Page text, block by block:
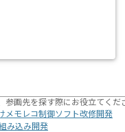
参画先を探す際にお役立てくだ
メモレコ制御ソフト改修開発
み込み開発